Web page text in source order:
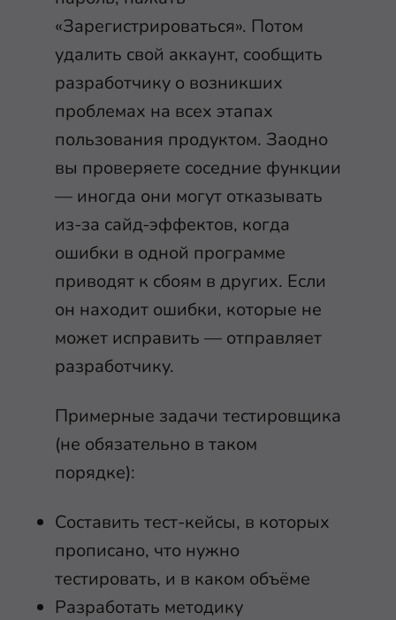
«Зарегистрироваться». Потом
удалить свой аккаунт, сообщить
разработчику о возникших
проблемах на всех этапах
пользования продуктом. Заодно
вы проверяете соседние функции
— иногда они могут отказывать
из-за сайд-эффектов, когда
ошибки в одной программе
приводят к сбоям в других. Если
он находит ошибки, которые не
может исправить — отправляет
разработчику.
Примерные задачи тестировщика
(не обязательно в таком
порядке):
Составить тест-кейсы, в которых
прописано, что нужно
тестировать, и в каком объёме
Разработать методику